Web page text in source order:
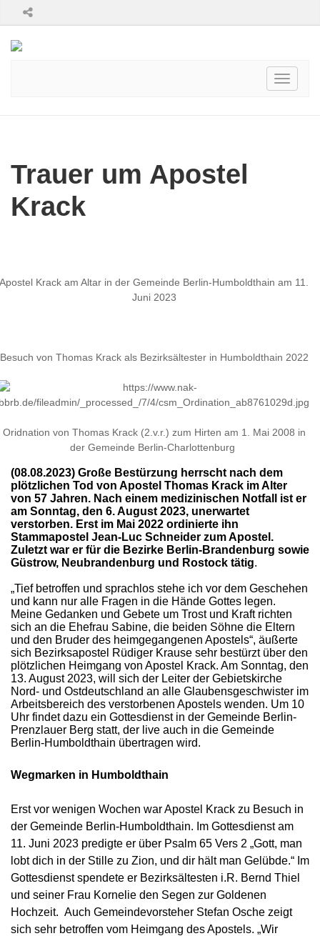
Toggle
Trauer um Apostel
Krack
Apostel Krack am Altar in der Gemeinde Berlin-Humboldthain am 11.
Juni 2023
Besuch von Thomas Krack als Bezirksältester in Humboldthain 2022
Oridnation von Thomas Krack (2.v.r.) zum Hirten am 1. Mai 2008 in
der Gemeinde Berlin-Charlottenburg
(08.08.2023) Große Bestürzung herrscht nach dem
plötzlichen Tod von Apostel Thomas Krack im Alter
von 57 Jahren. Nach einem medizinischen Notfall ist er
am Sonntag, den 6. August 2023, unerwartet
verstorben. Erst im Mai 2022 ordinierte ihn
Stammapostel Jean-Luc Schneider zum Apostel.
Zuletzt war er für die Bezirke Berlin-Brandenburg sowie
Güstrow, Neubrandenburg und Rostock tätig.
„Tief betroffen und sprachlos stehe ich vor dem Geschehen
und kann nur alle Fragen in die Hände Gottes legen.
Meine Gedanken und Gebete um Trost und Kraft richten
sich an die Ehefrau Sabine, die beiden Söhne die Eltern
und den Bruder des heimgegangenen Apostels“, äußerte
sich Bezirksapostel Rüdiger Krause sehr bestürzt über den
plötzlichen Heimgang von Apostel Krack. Am Sonntag, den
13. August 2023, will sich der Leiter der Gebietskirche
Nord- und Ostdeutschland an alle Glaubensgeschwister im
Arbeitsbereich des verstorbenen Apostels wenden. Um 10
Uhr findet dazu ein Gottesdienst in der Gemeinde Berlin-
Prenzlauer Berg statt, der live auch in die Gemeinde
Berlin-Humboldthain übertragen wird.
Wegmarken in Humboldthain
Erst vor wenigen Wochen war Apostel Krack zu Besuch in
der Gemeinde Berlin-Humboldthain. Im Gottesdienst am
11. Juni 2023 predigte er über Psalm 65 Vers 2 „Gott, man
lobt dich in der Stille zu Zion, und dir hält man Gelübde.“ Im
Gottesdienst spendete er Bezirksältesten i.R. Bernd Thiel
und seiner Frau Kornelie den Segen zur Goldenen
Hochzeit. Auch Gemeindevorsteher Stefan Osche zeigt
sich sehr betroffen vom Heimgang des Apostels. „Wir